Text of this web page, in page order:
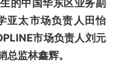
的中国华东区业务副
亚太市场负责人田怡
市场负责人刘元
监林鑫辉。